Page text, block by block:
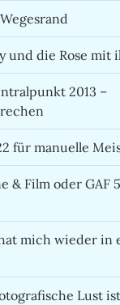
und die Rose mit
2013 –
für manuelle
& Film oder GAF
mich wieder in
Lust